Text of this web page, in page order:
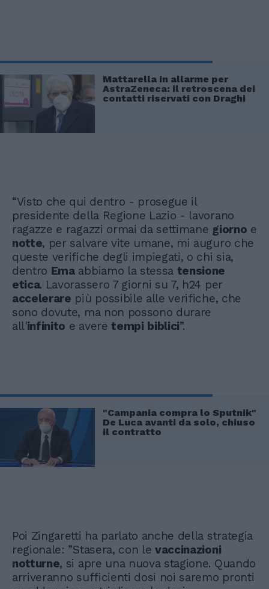
Mattarella in allarme per
AstraZeneca: il retroscena dei
contatti riservati con Draghi
“Visto che qui dentro - prosegue il
presidente della Regione Lazio - lavorano
ragazze e ragazzi ormai da settimane giorno e
notte, per salvare vite umane, mi auguro che
queste verifiche degli impiegati, o chi sia,
dentro Emaabbiamo la stessa tensione
etica. Lavorassero 7 giorni su 7, h24 per
accelerare più possibile alle verifiche, che
sono dovute, ma non possono durare
all'infinito e averetempi biblici”.
"Campania compra lo Sputnik"
De Luca avanti da solo, chiuso
il contratto
Poi Zingaretti ha parlato anche della strategia
regionale: ”Stasera, con levaccinazioni
notturne, si apre una nuova stagione. Quando
arriveranno sufficienti dosi noi saremo pronti